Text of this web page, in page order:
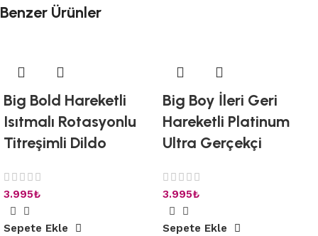
Benzer Ürünler
Big Bold Hareketli
Isıtmalı Rotasyonlu
Titreşimli Dildo
3.995₺
Sepete Ekle
Big Boy İleri Geri
Hareketli Platinum
Ultra Gerçekçi
3.995₺
Sepete Ekle